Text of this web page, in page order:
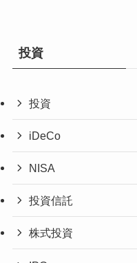
投資
投資
iDeCo
NISA
投資信託
株式投資